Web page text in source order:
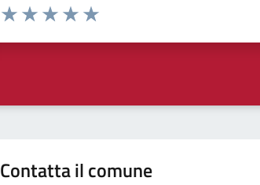
Valuta da 1 a 5 stelle la pagina
Contatta il comune